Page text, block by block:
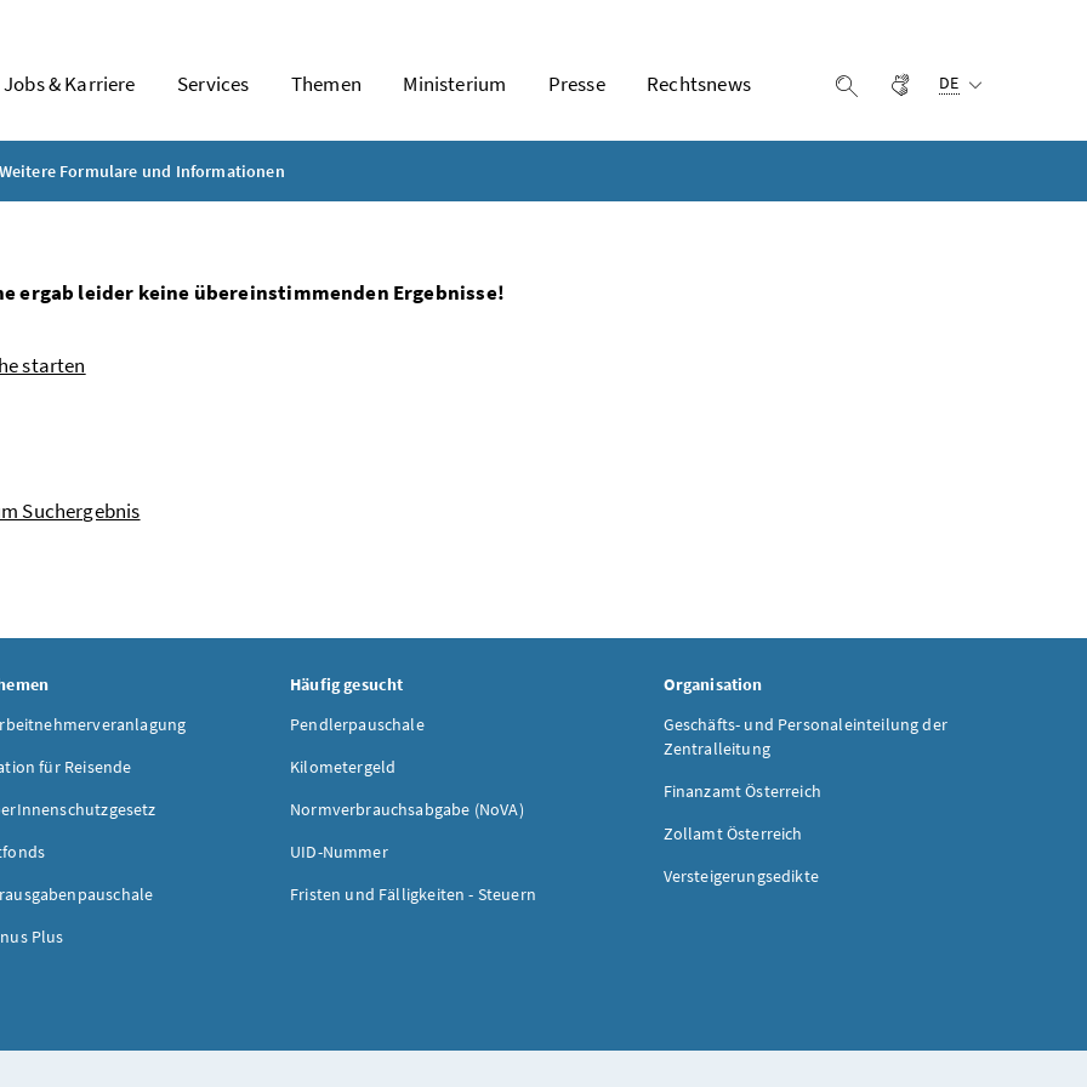
Jobs & Karriere Services Themen Ministerium Presse Rechtsnews Suche einblenden
Gebärdensprache
DE
Weitere Formulare und Informationen
ergab leider keine übereinstimmenden Ergebnisse!
starten
Suchergebnis
für Reisende
Plus
Häufig gesucht
Pendlerpauschale
Kilometergeld
Normverbrauchsabgabe (NoVA)
UID-Nummer
Fristen und Fälligkeiten - Steuern
Organisation
Geschäfts- und Personaleinteilung der
Zentralleitung
Finanzamt Österreich
Zollamt Österreich
Versteigerungsedikte